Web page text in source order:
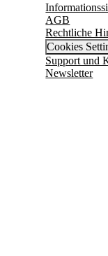
AGB
Rechtliche
Cookies
Support und
Newsletter